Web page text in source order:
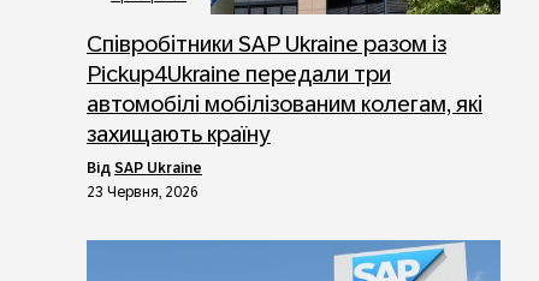
Співробітники SAP Ukraine разом із
Pickup4Ukraine передали три
автомобілі мобілізованим колегам, які
захищають країну
від SAP Ukraine
23 Червня, 2026